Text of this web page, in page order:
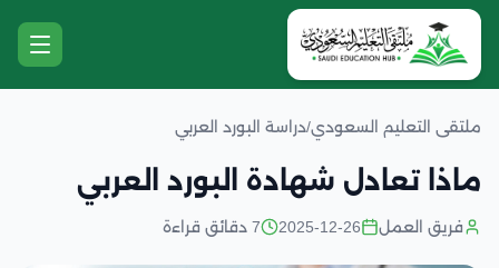
ملتقى التعليم السعودي/دراسة البورد العربي
ماذا تعادل شهادة البورد العربي
فريق العمل 2025-12-26 7 دقائق قراءة